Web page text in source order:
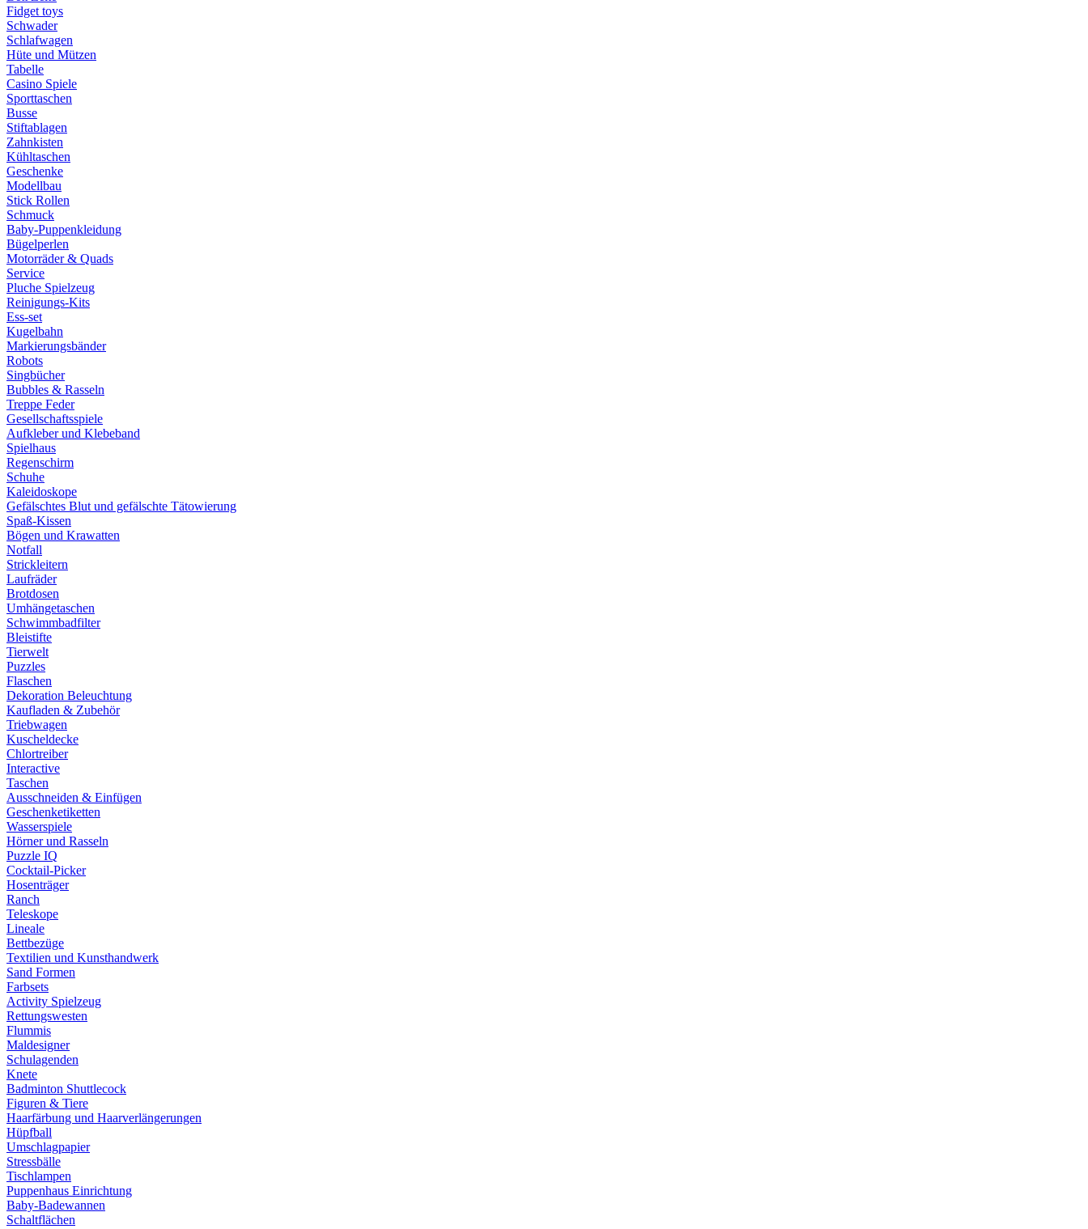
Fidget toys
Schwader
Schlafwagen
Hüte und Mützen
Tabelle
Casino Spiele
Sporttaschen
Busse
Stiftablagen
Zahnkisten
Kühltaschen
Geschenke
Modellbau
Stick Rollen
Schmuck
Baby-Puppenkleidung
Bügelperlen
Motorräder & Quads
Service
Pluche Spielzeug
Reinigungs-Kits
Ess-set
Kugelbahn
Markierungsbänder
Robots
Singbücher
Bubbles & Rasseln
Treppe Feder
Gesellschaftsspiele
Aufkleber und Klebeband
Spielhaus
Regenschirm
Schuhe
Kaleidoskope
Gefälschtes Blut und gefälschte Tätowierung
Spaß-Kissen
Bögen und Krawatten
Notfall
Strickleitern
Laufräder
Brotdosen
Umhängetaschen
Schwimmbadfilter
Bleistifte
Tierwelt
Puzzles
Flaschen
Dekoration Beleuchtung
Kaufladen & Zubehör
Triebwagen
Kuscheldecke
Chlortreiber
Interactive
Taschen
Ausschneiden & Einfügen
Geschenketiketten
Wasserspiele
Hörner und Rasseln
Puzzle IQ
Cocktail-Picker
Hosenträger
Ranch
Teleskope
Lineale
Bettbezüge
Textilien und Kunsthandwerk
Sand Formen
Farbsets
Activity Spielzeug
Rettungswesten
Flummis
Maldesigner
Schulagenden
Knete
Badminton Shuttlecock
Figuren & Tiere
Haarfärbung und Haarverlängerungen
Hüpfball
Umschlagpapier
Stressbälle
Tischlampen
Puppenhaus Einrichtung
Baby-Badewannen
Schaltflächen